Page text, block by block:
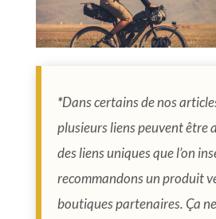
*Dans certains de nos
plusieurs liens peuvent être
des liens uniques que l’on
recommandons un produit
boutiques partenaires. Ça